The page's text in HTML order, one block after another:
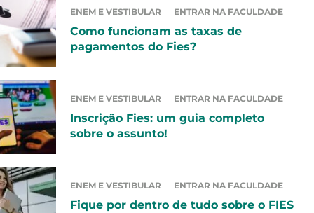
ENEM E VESTIBULAR ENTRAR NA FACULDADE
Como funcionam as taxas de
pagamentos do Fies?
ENEM E VESTIBULAR ENTRAR NA FACULDADE
Inscrição Fies: um guia completo
sobre o assunto!
ENEM E VESTIBULAR ENTRAR NA FACULDADE
Fique por dentro de tudo sobre o FIES